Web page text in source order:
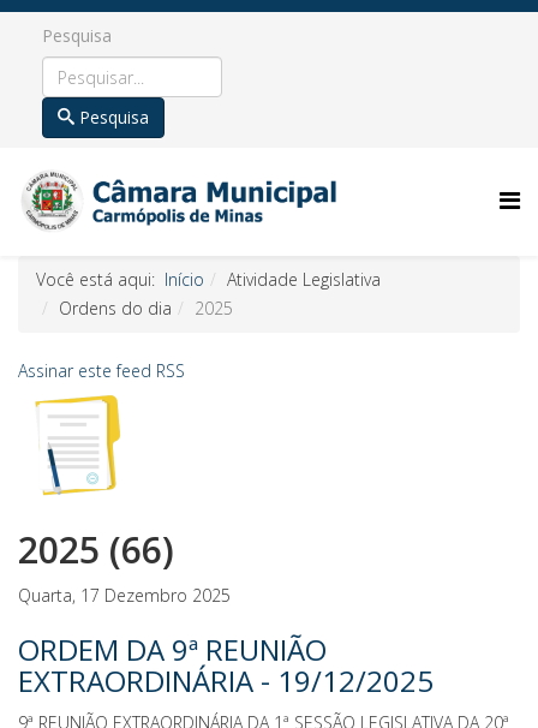
Pesquisa
Pesquisa
Você está aqui: Início
Atividade Legislativa
Ordens do dia
2025
Assinar este feed RSS
2025 (66)
Quarta, 17 Dezembro 2025
ORDEM DA 9ª REUNIÃO
EXTRAORDINÁRIA - 19/12/2025
9ª REUNIÃO EXTRAORDINÁRIA DA 1ª SESSÃO LEGISLATIVA DA 20ª